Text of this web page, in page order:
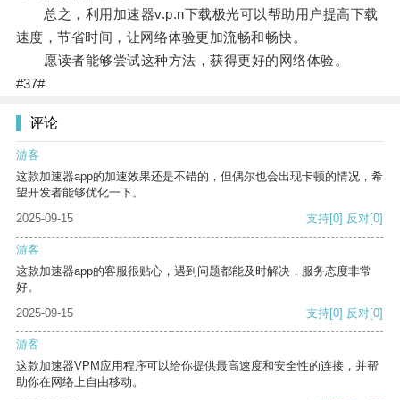
总之，利用加速器v.p.n下载极光可以帮助用户提高下载
速度，节省时间，让网络体验更加流畅和畅快。
愿读者能够尝试这种方法，获得更好的网络体验。
#37#
评论
游客
这款加速器app的加速效果还是不错的，但偶尔也会出现卡顿的情况，希
望开发者能够优化一下。
2025-09-15
支持[0] 反对[0]
游客
这款加速器app的客服很贴心，遇到问题都能及时解决，服务态度非常
好。
2025-09-15
支持[0] 反对[0]
游客
这款加速器VPM应用程序可以给你提供最高速度和安全性的连接，并帮
助你在网络上自由移动。